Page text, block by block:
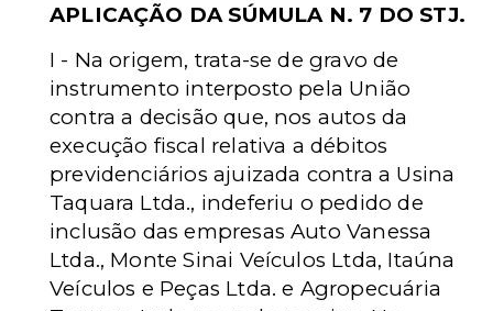
APLICAÇÃO DA SÚMULA N. 7 DO STJ.
I - Na origem, trata-se de gravo de
instrumento interposto pela União
contra a decisão que, nos autos da
execução fiscal relativa a débitos
previdenciários ajuizada contra a Usina
Taquara Ltda., indeferiu o pedido de
inclusão das empresas Auto Vanessa
Ltda., Monte Sinai Veículos Ltda, Itaúna
Veículos e Peças Ltda. e Agropecuária